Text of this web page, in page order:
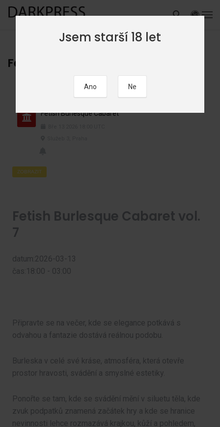
Fetish Burlesque Cabaret
Fetish Burlesque Cabaret
ZOBRAZIT
Fetish Burlesque Cabaret vol.
7
datum:2026-03-13
čas:18:00 - 03:00
Připravte se na večer, kde se elegance potkává s
odvahou a fantazie dostává reálnou podobu.
Burleska v celé své kráse, atmosféra, která otevře
prostor hravosti, svádění a smyslné estetiky.
Ponořte se tam, kde se svádění mění v siluetu těla, kde
zvuk podpatků znamená začátek hry a kde se hranice
nevinnosti lehce rozmazává krajkou, kůží a pohledem,
Jsem starší 18 let